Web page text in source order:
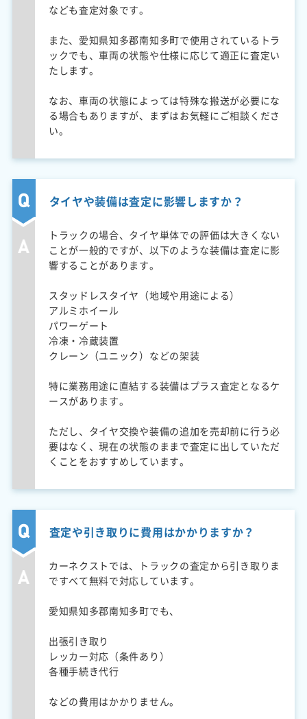
なども査定対象です。
また、愛知県知多郡南知多町で使用されているトラ
ックでも、車両の状態や仕様に応じて適正に査定い
たします。
なお、車両の状態によっては特殊な搬送が必要にな
る場合もありますが、まずはお気軽にご相談くださ
い。
タイヤや装備は査定に影響しますか？
トラックの場合、タイヤ単体での評価は大きくない
ことが一般的ですが、以下のような装備は査定に影
響することがあります。
スタッドレスタイヤ（地域や用途による）
アルミホイール
パワーゲート
冷凍・冷蔵装置
クレーン（ユニック）などの架装
特に業務用途に直結する装備はプラス査定となるケ
ースがあります。
ただし、タイヤ交換や装備の追加を売却前に行う必
要はなく、現在の状態のままで査定に出していただ
くことをおすすめしています。
査定や引き取りに費用はかかりますか？
カーネクストでは、トラックの査定から引き取りま
ですべて無料で対応しています。
愛知県知多郡南知多町でも、
出張引き取り
レッカー対応（条件あり）
各種手続き代行
などの費用はかかりません。